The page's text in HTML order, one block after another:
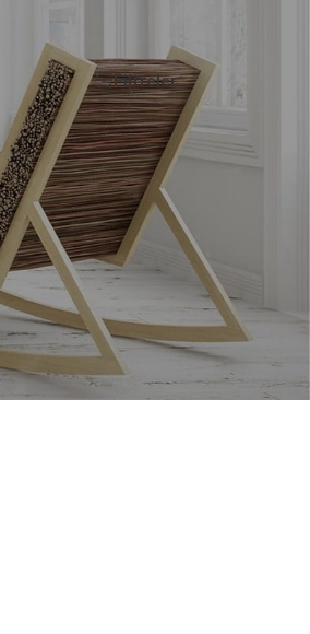
Göster 12 Filtreler